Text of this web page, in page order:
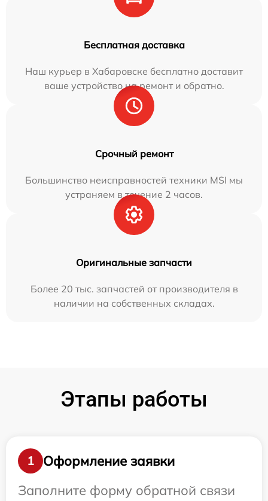
Бесплатная доставка
Наш курьер в Хабаровске бесплатно доставит
ваше устройство на ремонт и обратно.
Срочный ремонт
Большинство неисправностей техники MSI мы
устраняем в течение 2 часов.
Оригинальные запчасти
Более 20 тыс. запчастей от производителя в
наличии на собственных складах.
Этапы работы
1
Оформление заявки
Заполните форму обратной связи